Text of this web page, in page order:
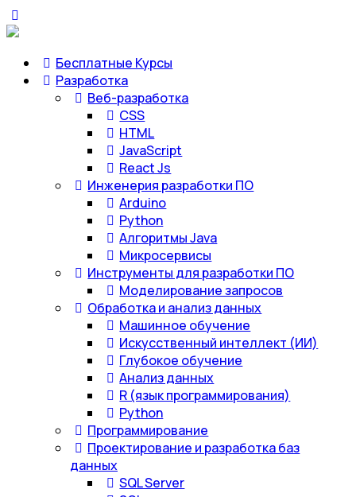
Бесплатные Курсы
Разработка
Веб-разработка
CSS
HTML
JavaScript
React Js
Инженерия разработки ПО
Arduino
Python
Алгоритмы Java
Микросервисы
Инструменты для разработки ПО
Моделирование запросов
Обработка и анализ данных
Машинное обучение
Искусственный интеллект (ИИ)
Глубокое обучение
Анализ данных
R (язык программирования)
Python
Программирование
Проектирование и разработка баз
данных
SQL Server